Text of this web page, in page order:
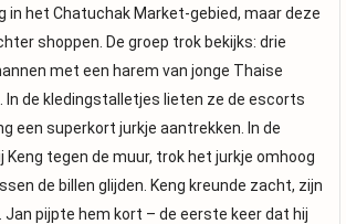
in het Chatuchak Market-gebied, maar deze
shoppen. De groep trok bekijks: drie
met een harem van jonge Thaise
In de kledingstalletjes lieten ze de escorts
een superkort jurkje aantrekken. In de
Keng tegen de muur, trok het jurkje omhoog
de billen glijden. Keng kreunde zacht, zijn
Jan pijpte hem kort – de eerste keer dat hij